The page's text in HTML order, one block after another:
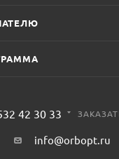
42 30 33
info@orbopt.ru